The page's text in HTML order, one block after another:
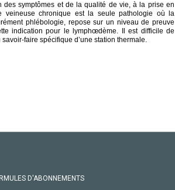
des symptômes et de la qualité de vie, à la prise en
veineuse chronique est la seule pathologie où la
phlébologie, repose sur un niveau de preuve
indication pour le lymphœdème. Il est difficile de
faire spécifique d’une station thermale.
D'ABONNEMENTS